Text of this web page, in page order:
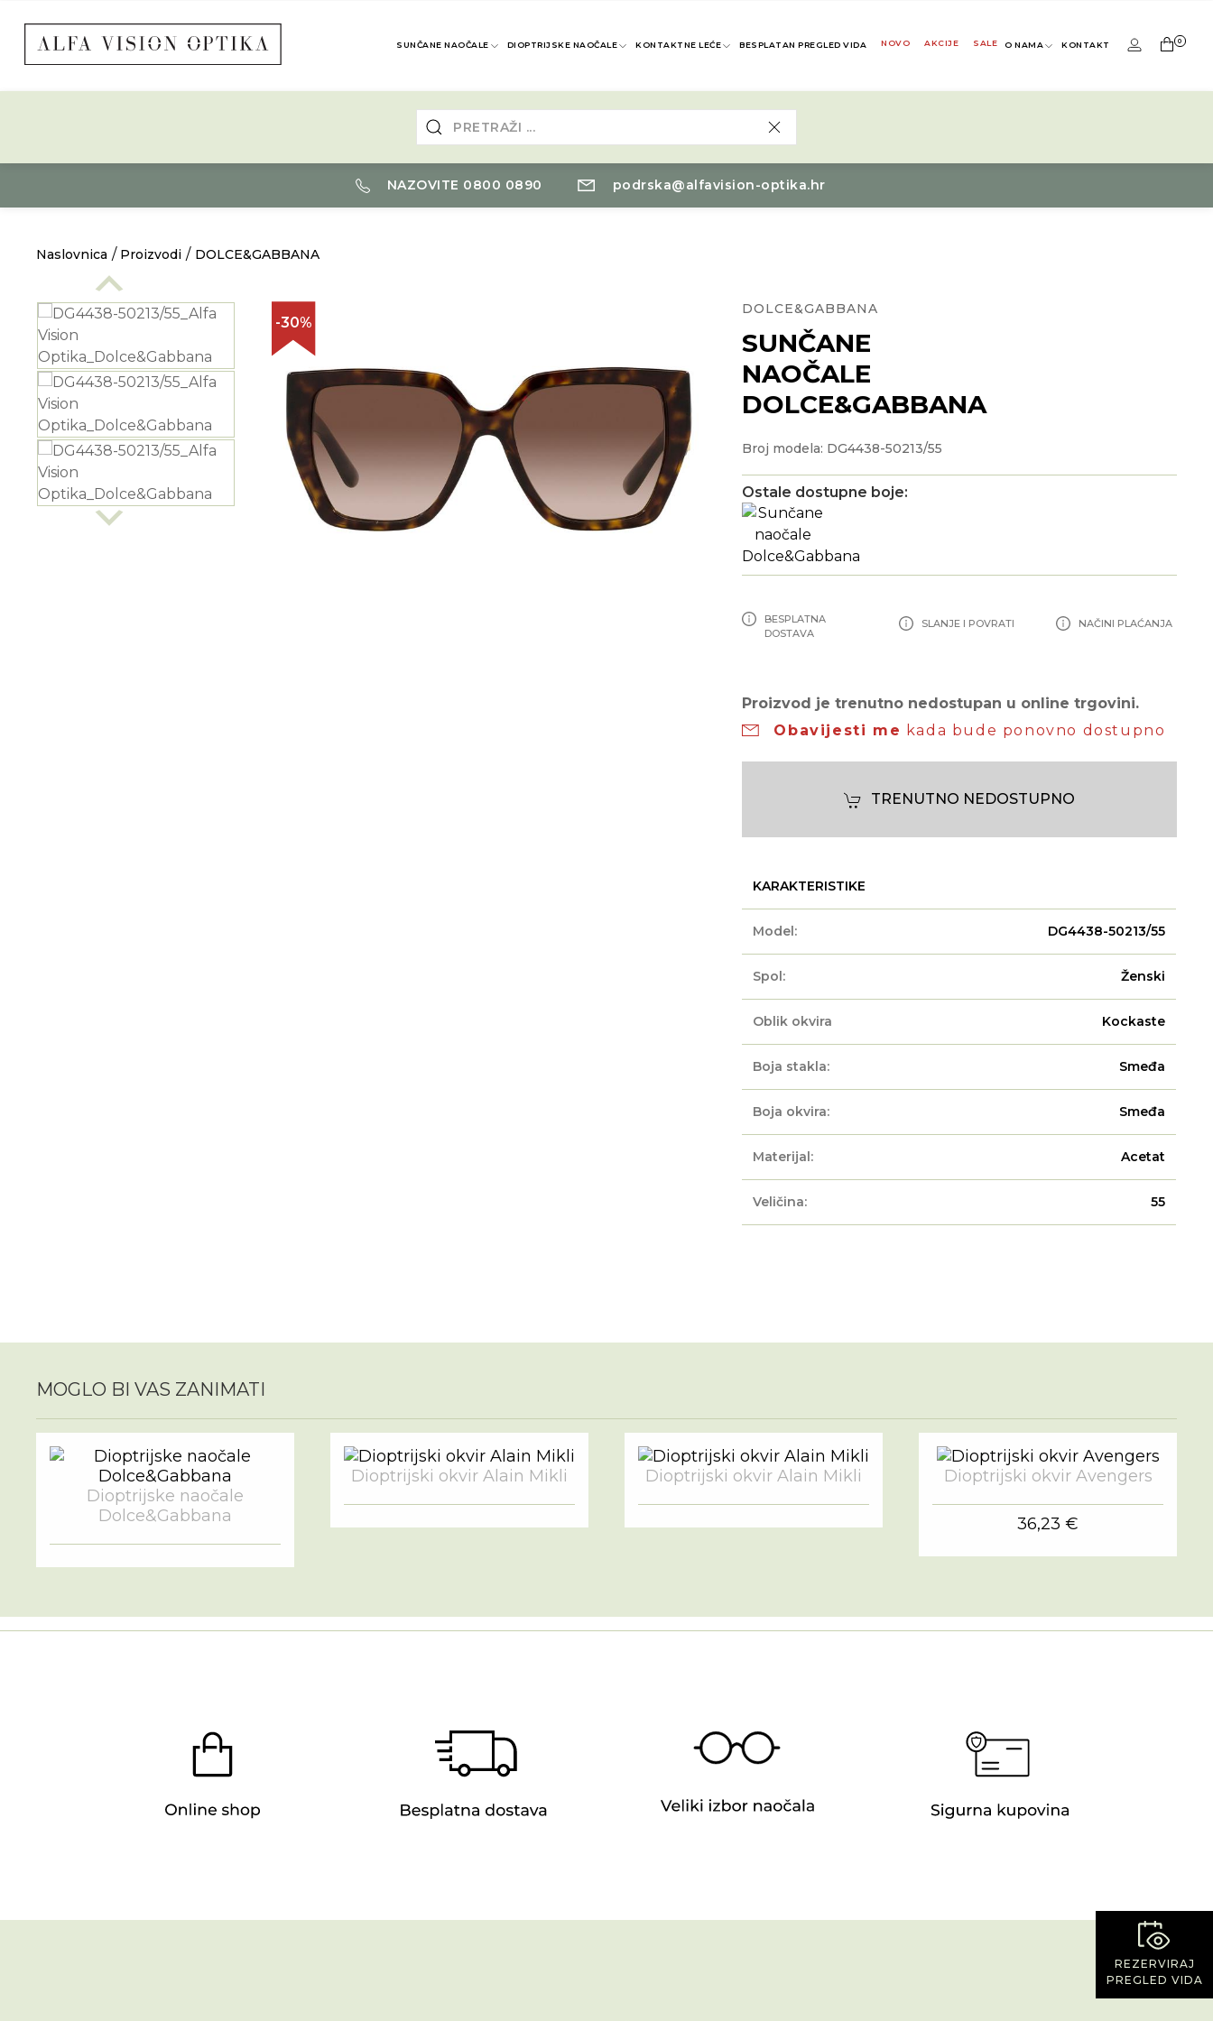
SUNČANE NAOČALE DIOPTRIJSKE NAOČALE KONTAKTNE LEĆE BESPLATAN PREGLED VIDA NOVO AKCIJE SALE O NAMA KONTAKT 0
NAZOVITE 0800 0890 podrska@alfavision-optika.hr
REZERVIRAJ
PREGLED VIDA
Naslovnica Proizvodi DOLCE&GABBANA
-30%
DOLCE&GABBANA
SUNČANE
NAOČALE
DOLCE&GABBANA
Broj modela: DG4438-50213/55
Ostale dostupne boje:
BESPLATNA
DOSTAVA
SLANJE I POVRATI NAČINI PLAĆANJA
Proizvod je trenutno nedostupan u online trgovini.
Obavijesti me kada bude ponovno dostupno
TRENUTNO NEDOSTUPNO
KARAKTERISTIKE
Model: DG4438-50213/55
Spol: Ženski
Oblik okvira Kockaste
Boja stakla: Smeđa
Boja okvira: Smeđa
Materijal: Acetat
Veličina: 55
MOGLO BI VAS ZANIMATI
Dioptrijske naočale
Dolce&Gabbana
Dioptrijski okvir Alain Mikli Dioptrijski okvir Alain Mikli Dioptrijski okvir Avengers
36,23 €